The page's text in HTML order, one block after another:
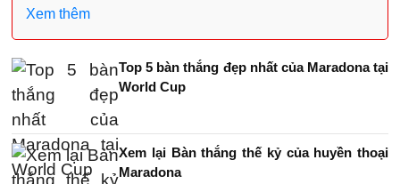
Xem thêm
Top 5 bàn thắng đẹp nhất của Maradona tại
World Cup
Xem lại Bàn thắng thế kỷ của huyền thoại
Maradona